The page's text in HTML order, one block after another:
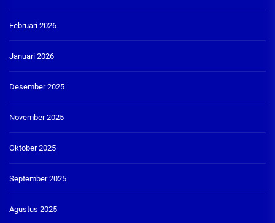
Februari 2026
Januari 2026
Desember 2025
November 2025
Oktober 2025
September 2025
Agustus 2025